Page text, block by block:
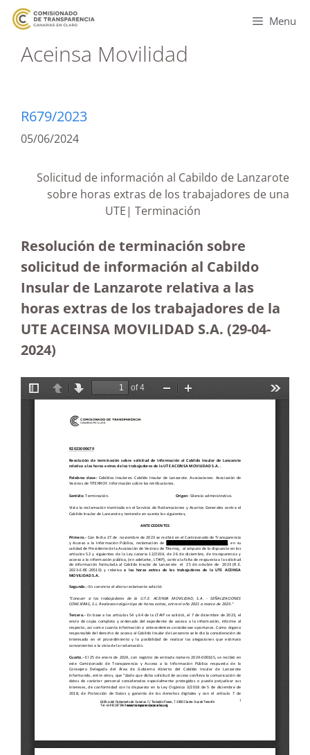
Menu
Aceinsa Movilidad
R679/2023
05/06/2024
Solicitud de información al Cabildo de Lanzarote
sobre horas extras de los trabajadores de una
UTE| Terminación
Resolución de terminación sobre
solicitud de información al Cabildo
Insular de Lanzarote relativa a las
horas extras de los trabajadores de la
UTE ACEINSA MOVILIDAD S.A. (29-04-
2024)